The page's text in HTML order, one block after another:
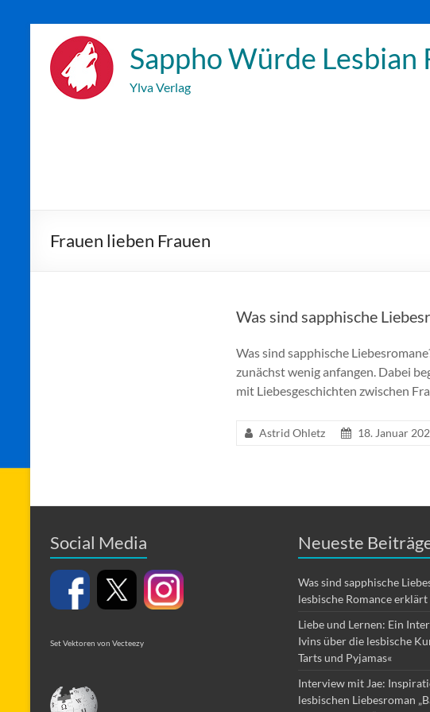
Inhalt
wechseln
Sappho Würde Lesbian
Ylva Verlag
Frauen lieben Frauen
Was sind sapphische
Was sind sapphische
zunächst wenig anfangen. Dabei
mit Liebesgeschichten zwischen
Astrid Ohletz 18. Januar
Social Media
Set Vektoren von Vecteezy
Neueste
Was sind sapphische
lesbische Romance erklärt
Liebe und Lernen: Ein
Ivins über die lesbische
Tarts und Pyjamas«
Interview mit Jae:
lesbischen Liebesroman